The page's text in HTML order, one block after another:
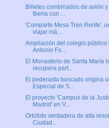
Billetes combinados de avión y
Iberia con ...
'Comparte Mesa Tren Renfe',
viajar má...
Ampliación del colegio público
Antonio Fo...
El Monasterio de Santa María
recupera part...
El pederasta buscado origina
Especial de S...
El proyecto 'Campus de la
Madrid' en V...
Ortofoto verdadera de alta
Ciudad...